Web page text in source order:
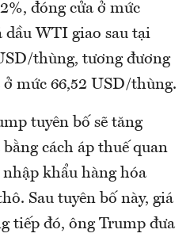
đóng cửa ở mức
dầu WTI giao sau tại
thùng, tương đương
mức 66,52 USD/thùng.
tuyên bố sẽ tăng
cách áp thuế quan
khẩu hàng hóa
Sau tuyên bố này, giá
tiếp đó, ông Trump đưa